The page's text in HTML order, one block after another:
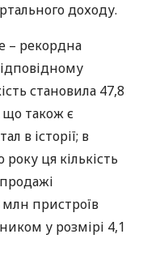
доходу.
– рекордна
становила 47,8
також є
в історії; в
ця кількість
млн пристроїв
у розмірі 4,1